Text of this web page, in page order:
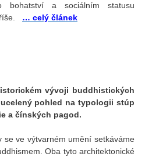
bohatství a sociálním statusu
… celý článek
vývoji buddhistických
pohled na typologii stúp
a čínských pagod.
ve výtvarném umění setkáváme
Oba tyto architektonické